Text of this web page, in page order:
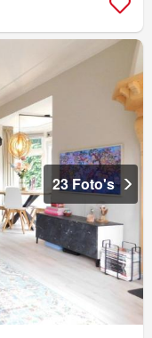
23 Foto's